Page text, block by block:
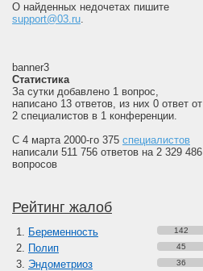
О найденных недочетах пишите
support@03.ru.
banner3
Статистика
За сутки добавлено 1 вопрос,
написано 13 ответов, из них 0 ответ от
2 специалистов в 1 конференции.
С 4 марта 2000-го 375 специалистов
написали 511 756 ответов на 2 329 486
вопросов
Рейтинг жалоб
Беременность 142
Полип 45
Эндометриоз 36